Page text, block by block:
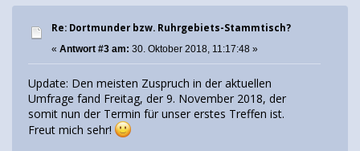
Re: Dortmunder bzw. Ruhrgebiets-Stammtisch?
« Antwort #3 am: 30. Oktober 2018, 11:17:48 »
Update: Den meisten Zuspruch in der aktuellen
Umfrage fand Freitag, der 9. November 2018, der
somit nun der Termin für unser erstes Treffen ist.
Freut mich sehr!